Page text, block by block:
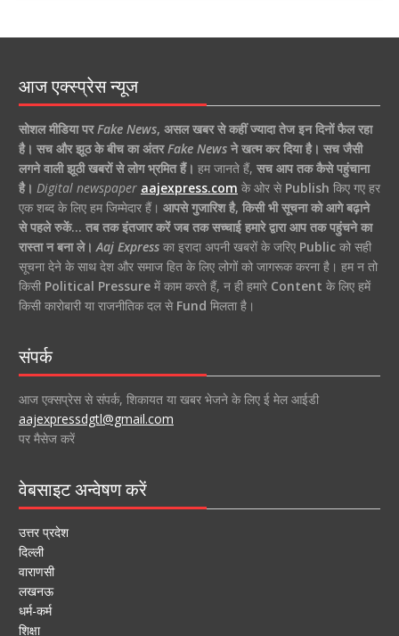
आज एक्स्प्रेस न्यूज
सोशल मीडिया पर Fake News, असल खबर से कहीं ज्यादा तेज इन दिनों फैल रहा
है। सच और झूठ के बीच का अंतर Fake Newsने खत्म कर दिया है। सच जैसी
लगने वाली झूठी खबरों से लोग भ्रमित हैं। हम जानते हैं, सच आप तक कैसे पहुंचाना
है। Digital newspaper aajexpress.com के ओर से Publish किए गए हर
एक शब्द के लिए हम जिम्मेदार हैं। आपसे गुजारिश है, किसी भी सूचना को आगे बढ़ाने
से पहले रुकें… तब तक इंतजार करें जब तक सच्चाई हमारे द्वारा आप तक पहुंचने का
रास्ता न बना ले। Aaj Expressका इरादा अपनी खबरों के जरिए Publicको सही
सूचना देने के साथ देश और समाज हित के लिए लोगों को जागरूक करना है। हम न तो
किसी Political Pressureमें काम करते हैं, न ही हमारे Content के लिए हमें
किसी कारोबारी या राजनीतिक दल से Fund मिलता है।
संपर्क
आज एक्सप्रेस से संपर्क, शिकायत या खबर भेजने के लिए ई मेल आईडी
aajexpressdgtl@gmail.com
पर मैसेज करें
वेबसाइट अन्वेषण करें
उत्तर प्रदेश
दिल्ली
वाराणसी
लखनऊ
धर्म-कर्म
शिक्षा